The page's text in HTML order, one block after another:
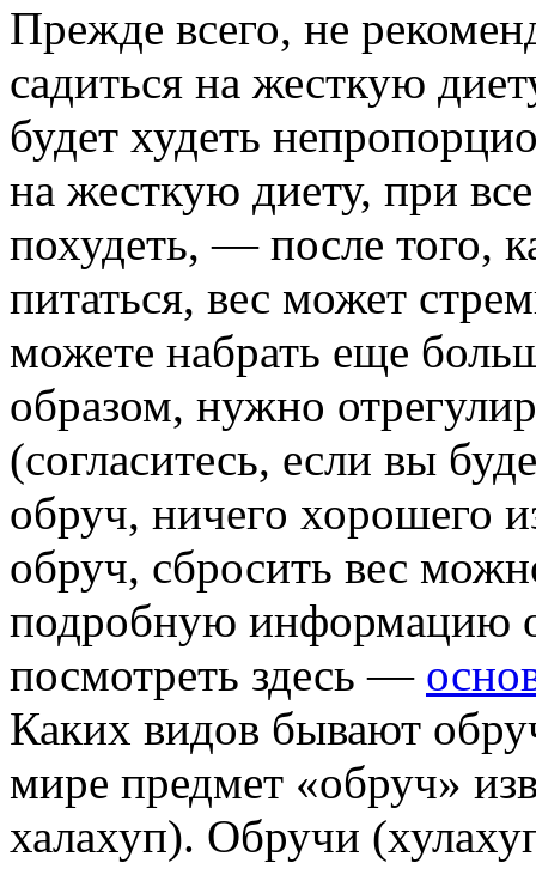
Прежде всего, не
садиться на жесткую
будет худеть
на жесткую диету, при
похудеть, — после того,
питаться, вес может
можете набрать еще
образом, нужно
(согласитесь, если вы
обруч, ничего хорошего
обруч, сбросить вес
подробную информацию
посмотреть здесь —
Каких видов бывают
мире предмет «обруч»
халахуп). Обручи